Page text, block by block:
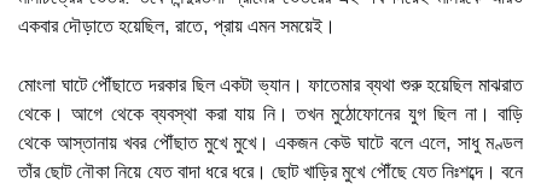
একবার দৌড়াতে হয়েছিল, রাতে, প্রায় এমন সময়েই।
মোংলা ঘাটে পৌঁছাতে দরকার ছিল একটা ভ্যান। ফাতেমার ব্যথা শুরু হয়েছিল মাঝরাত
থেকে। আগে থেকে ব্যবস্থা করা যায় নি। তখন মুঠোফোনের যুগ ছিল না। বাড়ি
থেকে আস্তানায় খবর পৌঁছাত মুখে মুখে। একজন কেউ ঘাটে বলে এলে, সাধু মণ্ডল
তাঁর ছোট নৌকা নিয়ে যেত বাদা ধরে ধরে। ছোট খাড়ির মুখে পৌঁছে যেত নিঃশব্দে। বনে